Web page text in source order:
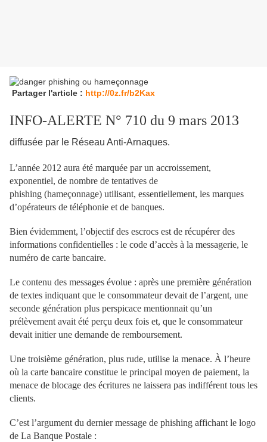
Partager l'article : http://0z.fr/b2Kax
INFO-ALERTE N° 710 du 9 mars 2013
diffusée par le Réseau Anti-Arnaques.
L’année 2012 aura été marquée par un accroissement,
exponentiel, de nombre de tentatives de
phishing (hameçonnage) utilisant, essentiellement, les marques
d’opérateurs de téléphonie et de banques.
Bien évidemment, l’objectif des escrocs est de récupérer des
informations confidentielles : le code d’accès à la messagerie, le
numéro de carte bancaire.
Le contenu des messages évolue : après une première génération
de textes indiquant que le consommateur devait de l’argent, une
seconde génération plus perspicace mentionnait qu’un
prélèvement avait été perçu deux fois et, que le consommateur
devait initier une demande de remboursement.
Une troisième génération, plus rude, utilise la menace. À l’heure
où la carte bancaire constitue le principal moyen de paiement, la
menace de blocage des écritures ne laissera pas indifférent tous les
clients.
C’est l’argument du dernier message de phishing affichant le logo
de La Banque Postale :